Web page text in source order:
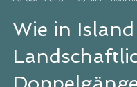
29. Jan. 2025
10 Min. Lesezeit
Wie in